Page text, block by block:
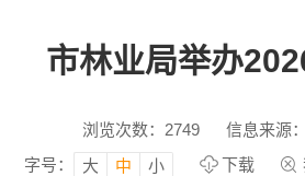
市林业局举办
浏览次数： 2749 信息来源
字号：
大 中 小 下载